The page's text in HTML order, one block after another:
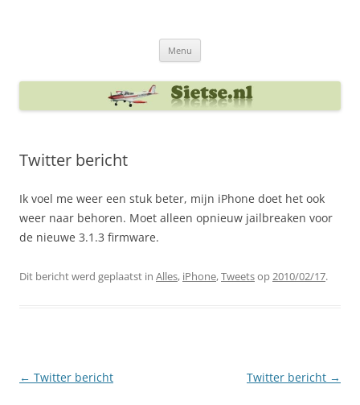
Menu
Twitter bericht
Ik voel me weer een stuk beter, mijn iPhone doet het ook
weer naar behoren. Moet alleen opnieuw jailbreaken voor
de nieuwe 3.1.3 firmware.
Dit bericht werd geplaatst in Alles, iPhone,Tweetsop2010/02/17.
Berichtnavigatie
← Twitter bericht Twitter bericht →